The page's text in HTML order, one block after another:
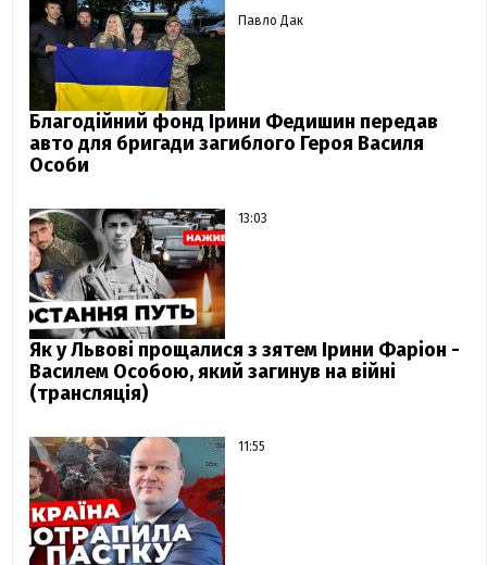
Павло Дак
Благодійний фонд Ірини Федишин передав
авто для бригади загиблого Героя Василя
Особи
13:03
Як у Львові прощалися з зятем Ірини Фаріон -
Василем Особою, який загинув на війні
(трансляція)
11:55